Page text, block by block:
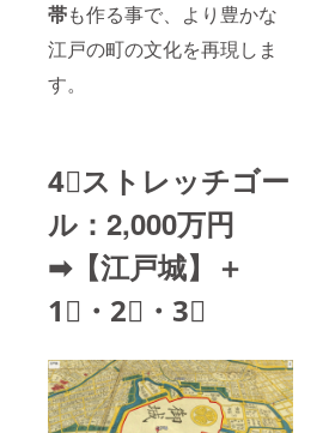
帯も作る事で、より豊かな
江戸の町の文化を再現しま
す。
4⃣ストレッチゴー
ル：2,000万円
➡︎【江戸城】＋
1⃣・2⃣・3⃣